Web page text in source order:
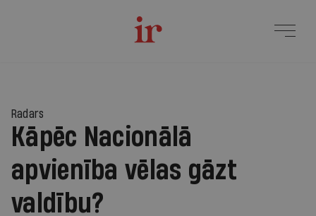
Radars
Kāpēc Nacionālā
apvienība vēlas gāzt
valdību?